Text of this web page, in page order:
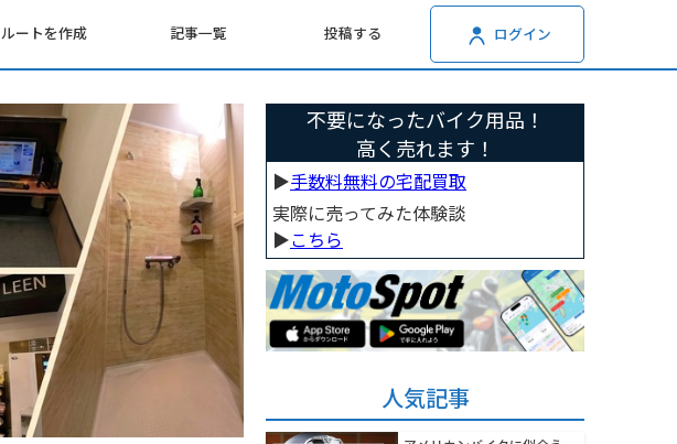
ルートを作成 記事一覧 投稿する ログイン
不要になったバイク用品！
高く売れます！
▶︎手数料無料の宅配買取
実際に売ってみた体験談
▶︎こちら
人気記事